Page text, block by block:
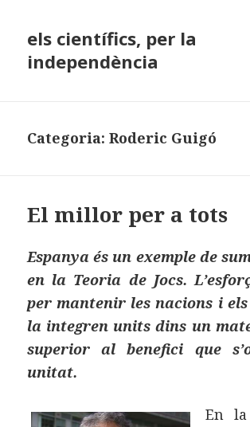
els científics, per la
independència
Categoria:Roderic Guigó
El millor per a tots
Espanya és un exemple de
en la Teoria de Jocs.
per mantenir les nacions i els
la integren units dins un
superior al benefici que
unitat.
En